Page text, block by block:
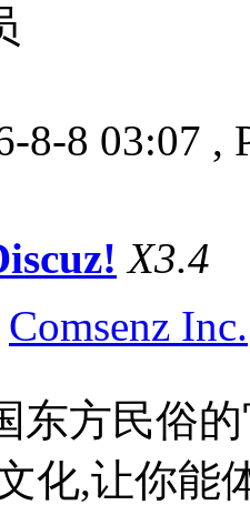
8-8 03:07 ,
X3.4
Comsenz Inc.
东方民俗
化,让你能